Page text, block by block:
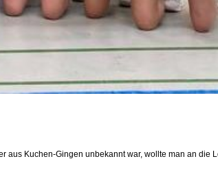
aus Kuchen-Gingen unbekannt war, wollte man an die